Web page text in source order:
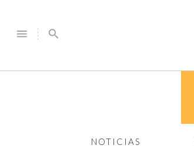
menu search
NOTICIAS